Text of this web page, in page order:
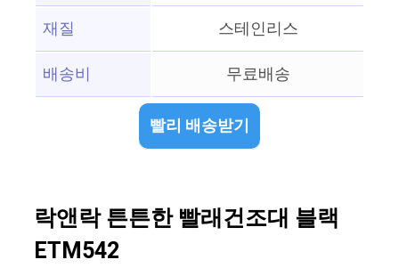
재질
스테인리스
배송비
무료배송
빨리 배송받기
락앤락 튼튼한 빨래건조대 블랙
ETM542